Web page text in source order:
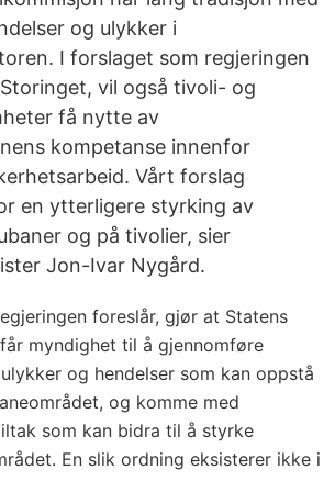
og ulykker i
I forslaget som regjeringen
vil også tivoli- og
få nytte av
kompetanse innenfor
Vårt forslag
en ytterligere styrking av
og på tivolier, sier
Jon-Ivar Nygård.
foreslår, gjør at Statens
myndighet til å gjennomføre
og hendelser som kan oppstå
og komme med
som kan bidra til å styrke
En slik ordning eksisterer ikke i